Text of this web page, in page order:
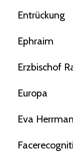
Entrückung
Ephraim
Erzbischof
Europa
Eva Herrman